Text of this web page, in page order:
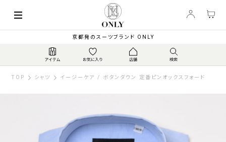
京都発のスーツブランド ONLY
TOP シャツ イージーケア / ボタンダウン 定番ピンオックスフォード